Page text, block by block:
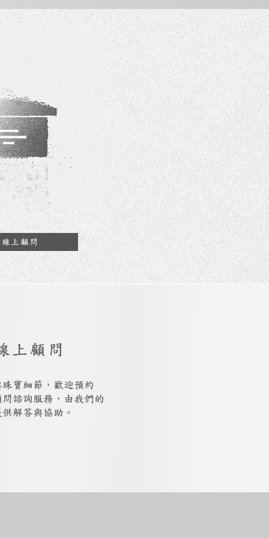
上顧問
上顧問
寶細節，歡迎預約
諮詢服務，由我們的
解答與協助。